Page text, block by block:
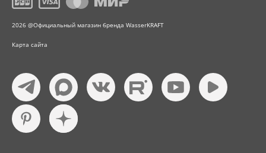
2026 @Официальный магазин бренда WasserKRAFT
Карта сайта